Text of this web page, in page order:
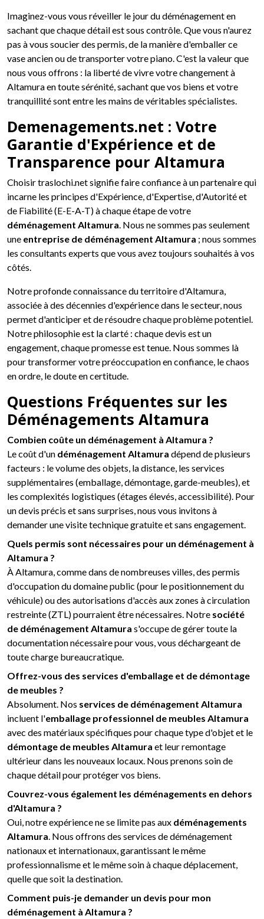
Imaginez-vous vous réveiller le jour du déménagement en
sachant que chaque détail est sous contrôle. Que vous n'aurez
pas à vous soucier des permis, de la manière d'emballer ce
vase ancien ou de transporter votre piano. C'est la valeur que
nous vous offrons : la liberté de vivre votre changement à
Altamura en toute sérénité, sachant que vos biens et votre
tranquillité sont entre les mains de véritables spécialistes.
Demenagements.net : Votre
Garantie d'Expérience et de
Transparence pour Altamura
Choisir traslochi.net signifie faire confiance à un partenaire qui
incarne les principes d'Expérience, d'Expertise, d'Autorité et
de Fiabilité (E-E-A-T) à chaque étape de votre
déménagement Altamura. Nous ne sommes pas seulement
une entreprise de déménagement Altamura ; nous sommes
les consultants experts que vous avez toujours souhaités à vos
côtés.
Notre profonde connaissance du territoire d'Altamura,
associée à des décennies d'expérience dans le secteur, nous
permet d'anticiper et de résoudre chaque problème potentiel.
Notre philosophie est la clarté : chaque devis est un
engagement, chaque promesse est tenue. Nous sommes là
pour transformer votre préoccupation en confiance, le chaos
en ordre, le doute en certitude.
Questions Fréquentes sur les
Déménagements Altamura
Combien coûte un déménagement à Altamura ?
Le coût d'un déménagement Altamura dépend de plusieurs
facteurs : le volume des objets, la distance, les services
supplémentaires (emballage, démontage, garde-meubles), et
les complexités logistiques (étages élevés, accessibilité). Pour
un devis précis et sans surprises, nous vous invitons à
demander une visite technique gratuite et sans engagement.
Quels permis sont nécessaires pour un déménagement à
Altamura ?
À Altamura, comme dans de nombreuses villes, des permis
d'occupation du domaine public (pour le positionnement du
véhicule) ou des autorisations d'accès aux zones à circulation
restreinte (ZTL) pourraient être nécessaires. Notre société
de déménagement Altamura s'occupe de gérer toute la
documentation nécessaire pour vous, vous déchargeant de
toute charge bureaucratique.
Offrez-vous des services d'emballage et de démontage
de meubles ?
Absolument. Nos services de déménagement Altamura
incluent l'emballage professionnel de meubles Altamura
avec des matériaux spécifiques pour chaque type d'objet et le
démontage de meubles Altamura et leur remontage
ultérieur dans les nouveaux locaux. Nous prenons soin de
chaque détail pour protéger vos biens.
Couvrez-vous également les déménagements en dehors
d'Altamura ?
Oui, notre expérience ne se limite pas aux déménagements
Altamura. Nous offrons des services de déménagement
nationaux et internationaux, garantissant le même
professionnalisme et le même soin à chaque déplacement,
quelle que soit la destination.
Comment puis-je demander un devis pour mon
déménagement à Altamura ?